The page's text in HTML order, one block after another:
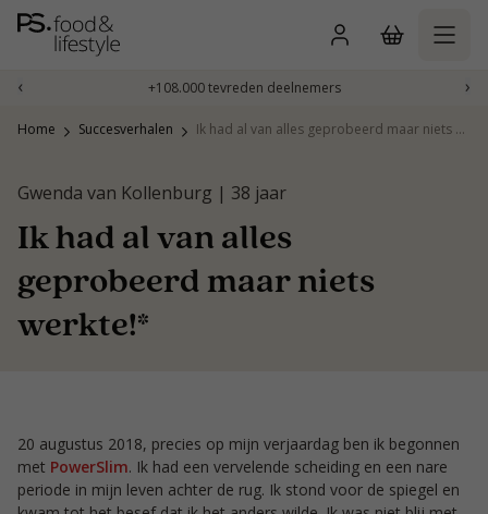
Naar
inhoud
‹ +108.000 tevreden deelnemers ›
Home Succesverhalen Ik had al van alles geprobeerd maar niets werkte!*
Gwenda van Kollenburg | 38 jaar
Ik had al van alles
geprobeerd maar niets
werkte!*
20 augustus 2018, precies op mijn verjaardag ben ik begonnen
met PowerSlim. Ik had een vervelende scheiding en een nare
periode in mijn leven achter de rug. Ik stond voor de spiegel en